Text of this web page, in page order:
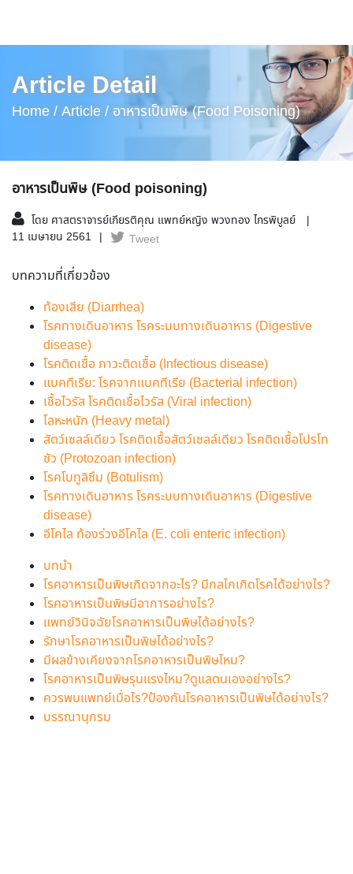
Article Detail
Home /Article / อาหารเป็นพิษ (Food Poisoning)
อาหารเป็นพิษ (Food poisoning)
โดย ศาสตราจารย์เกียรติคุณ แพทย์หญิง พวงทอง ไกรพิบูลย์
11 เมษายน 2561
Tweet
บทความที่เกี่ยวข้อง
ท้องเสีย (Diarrhea)
โรคทางเดินอาหาร โรคระบบทางเดินอาหาร (Digestive
disease)
โรคติดเชื้อ ภาวะติดเชื้อ (Infectious disease)
แบคทีเรีย: โรคจากแบคทีเรีย (Bacterial infection)
เชื้อไวรัส โรคติดเชื้อไวรัส (Viral infection)
โลหะหนัก (Heavy metal)
สัตว์เซลล์เดียว โรคติดเชื้อสัตว์เซลล์เดียว โรคติดเชื้อโปรโท
ซัว (Protozoan infection)
โรคโบทูลิซึม (Botulism)
โรคทางเดินอาหาร โรคระบบทางเดินอาหาร (Digestive
disease)
อีโคไล ท้องร่วงอีโคไล (E. coli enteric infection)
บทนำ
โรคอาหารเป็นพิษเกิดจากอะไร? มีกลไกเกิดโรคได้อย่างไร?
โรคอาหารเป็นพิษมีอาการอย่างไร?
แพทย์วินิจฉัยโรคอาหารเป็นพิษได้อย่างไร?
รักษาโรคอาหารเป็นพิษได้อย่างไร?
มีผลข้างเคียงจากโรคอาหารเป็นพิษไหม?
โรคอาหารเป็นพิษรุนแรงไหม?ดูแลตนเองอย่างไร?
ควรพบแพทย์เมื่อไร?ป้องกันโรคอาหารเป็นพิษได้อย่างไร?
บรรณานุกรม